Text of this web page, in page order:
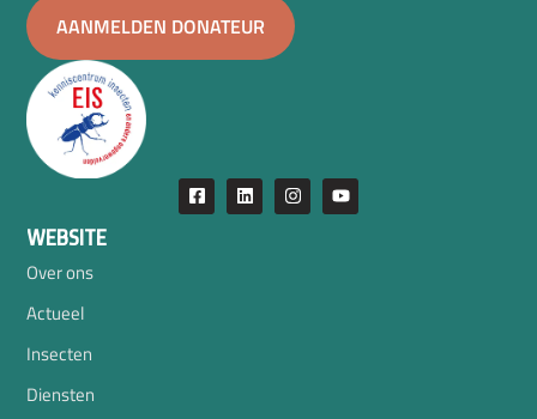
AANMELDEN DONATEUR
WEBSITE
Over ons
Actueel
Insecten
Diensten